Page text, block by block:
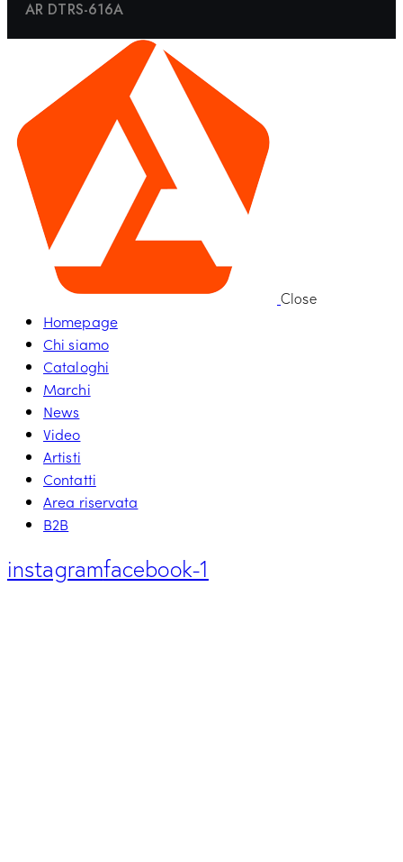
AR DTRS-616A
Close
Homepage
Chi siamo
Cataloghi
Marchi
News
Video
Artisti
Contatti
Area riservata
B2B
instagramfacebook-1